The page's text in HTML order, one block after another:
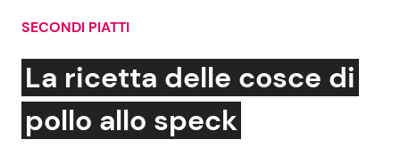
Cerca:
News e Cronaca
Attualità Italiana
Gossip e TV
Bellezze VIP
SECONDI PIATTI
La ricetta delle cosce di
pollo allo speck